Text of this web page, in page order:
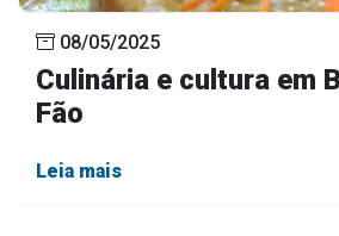
Outros
Downloads
Notícias
08/05/2025
Culinária e cultura em
Fão
Leia mais